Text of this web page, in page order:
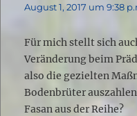
August 1, 2017 um 9:38
Für mich stellt sich
Veränderung beim
also die gezielten
Bodenbrüter
Fasan aus der Reihe?